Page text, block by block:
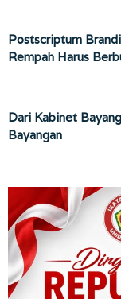
Postscriptum
Rempah Harus
Dari Kabinet
Bayangan